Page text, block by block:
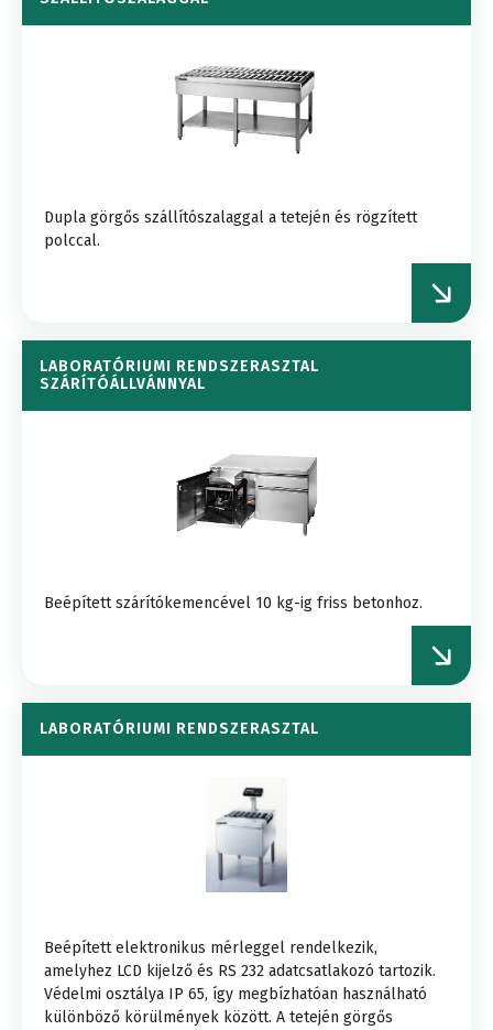
Dupla görgős szállítószalaggal a tetején és rögzített
polccal.
LABORATÓRIUMI RENDSZERASZTAL
SZÁRÍTÓÁLLVÁNNYAL
Beépített szárítókemencével 10 kg-ig friss betonhoz.
LABORATÓRIUMI RENDSZERASZTAL
Beépített elektronikus mérleggel rendelkezik,
amelyhez LCD kijelző és RS 232 adatcsatlakozó tartozik.
Védelmi osztálya IP 65, így megbízhatóan használható
különböző körülmények között. A tetején görgős